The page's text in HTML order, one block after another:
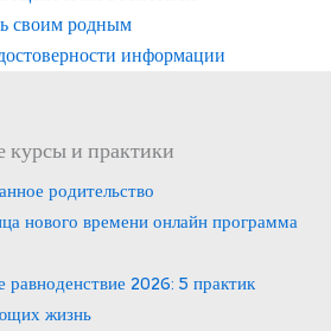
своим родным
информации
курсы и практики
родительство
нового времени онлайн программа
равноденствие 2026: 5 практик
жизнь